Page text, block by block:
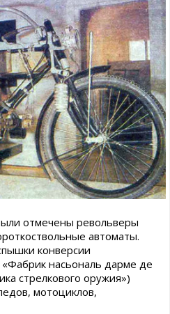
отмечены револьверы
автоматы.
конверсии
насьональ дарме де
стрелкового оружия»)
мотоциклов,